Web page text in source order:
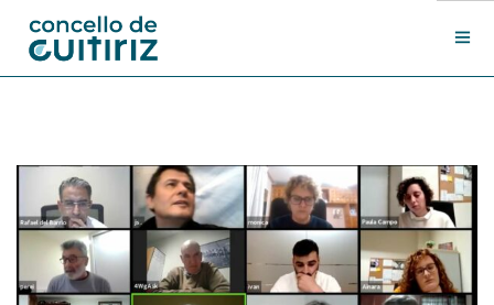
Departamentos
Novas
Contacto
Sede electrónica